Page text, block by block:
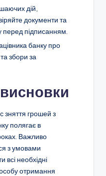
дій,
документи та
перед підписанням.
банку про
та збори за
зняття грошей з
полягає в
Важливо
з умовами
всі необхідні
отримання